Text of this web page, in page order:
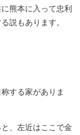
熊本に入って忠利
説もあります。
する家がありま
、左近はここで金